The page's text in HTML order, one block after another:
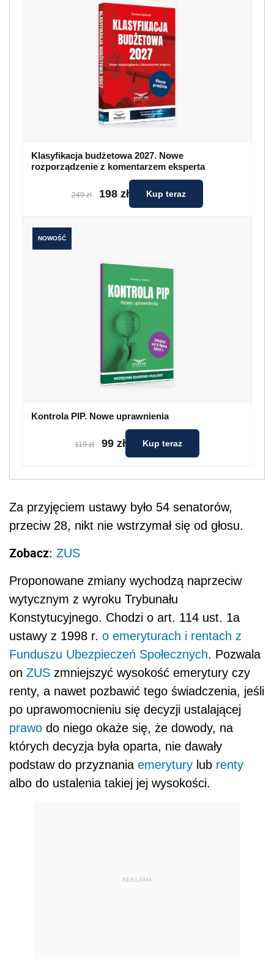
Klasyfikacja budżetowa 2027. Nowe
rozporządzenie z komentarzem eksperta
249 zł 198 zł Kup teraz
NOWOŚĆ
Kontrola PIP. Nowe uprawnienia
119 zł 99 zł Kup teraz
Za przyjęciem ustawy było 54 senatorów,
przeciw 28, nikt nie wstrzymał się od głosu.
Zobacz: ZUS
Proponowane zmiany wychodzą naprzeciw
wytycznym z wyroku Trybunału
Konstytucyjnego. Chodzi o art. 114 ust. 1a
ustawy z 1998 r. o emeryturach i rentach z
Funduszu Ubezpieczeń Społecznych. Pozwala
on ZUS zmniejszyć wysokość emerytury czy
renty, a nawet pozbawić tego świadczenia, jeśli
po uprawomocnieniu się decyzji ustalającej
prawo do niego okaże się, że dowody, na
których decyzja była oparta, nie dawały
podstaw do przyznania emerytury lub renty
albo do ustalenia takiej jej wysokości.
REKLAMA